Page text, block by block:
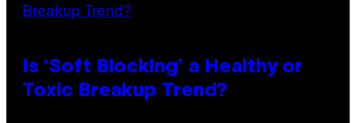
Is ‘Soft Blocking’ a Healthy or
Toxic Breakup Trend?